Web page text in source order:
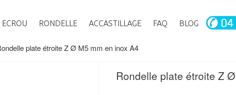
ECROU RONDELLE ACCASTILLAGE FAQ BLOG
plate étroite Z Ø M5 mm en inox A4
Rondelle plate étroite Z